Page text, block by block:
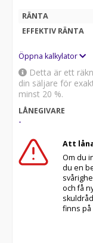
RÄNTA
EFFEKTIV RÄNTA
Öppna kalkylator
Detta är ett
din säljare för
minst 20 %.
LÅNEGIVARE
-
Att
Om du
du en
och få
finns på